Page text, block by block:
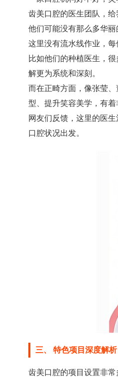
齿美口腔的医生团队，给
他们可能没有那么多华
这里没有流水线作业，
比如他们的种植医生，
解更为系统和深刻。
而在正畸方面，像张莹
型、提升笑容美学，有着
网友们反馈，这里的医
口腔状况出发。
三、 特色项目深度解
齿美口腔的项目设置非